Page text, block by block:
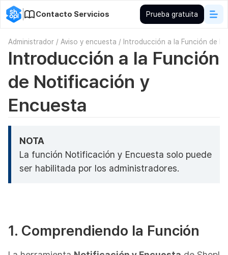
Contacto Servicios Prueba gratuita
Administrador / Aviso y encuesta / Introducción a la Función de
Introducción a la Función
de Notificación y
Encuesta
NOTA
La función Notificación y Encuesta solo puede
ser habilitada por los administradores.
1. Comprendiendo la Función